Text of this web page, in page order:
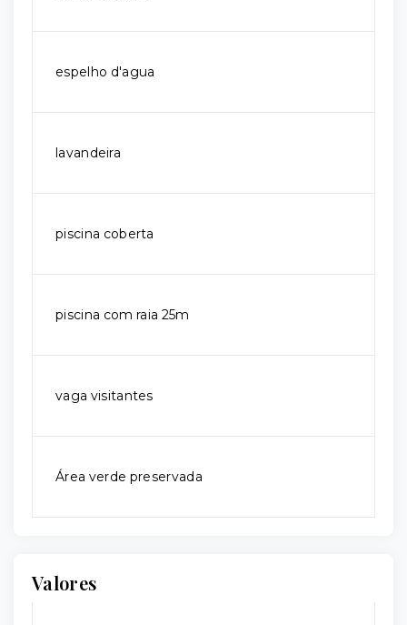
espelho d'agua
lavandeira
piscina coberta
piscina com raia 25m
vaga visitantes
Área verde preservada
Valores